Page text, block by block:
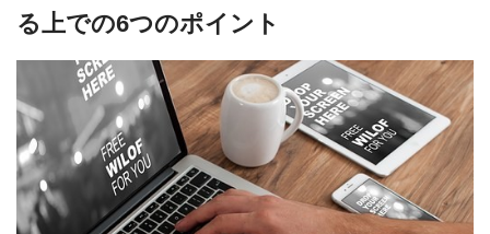
る上での6つのポイント